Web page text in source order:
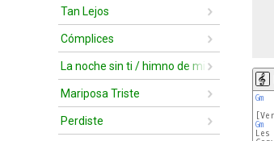
Tan Lejos
Cómplices
La noche sin ti / himno de mi corazón
Mariposa Triste
Perdiste
Gm
Gm